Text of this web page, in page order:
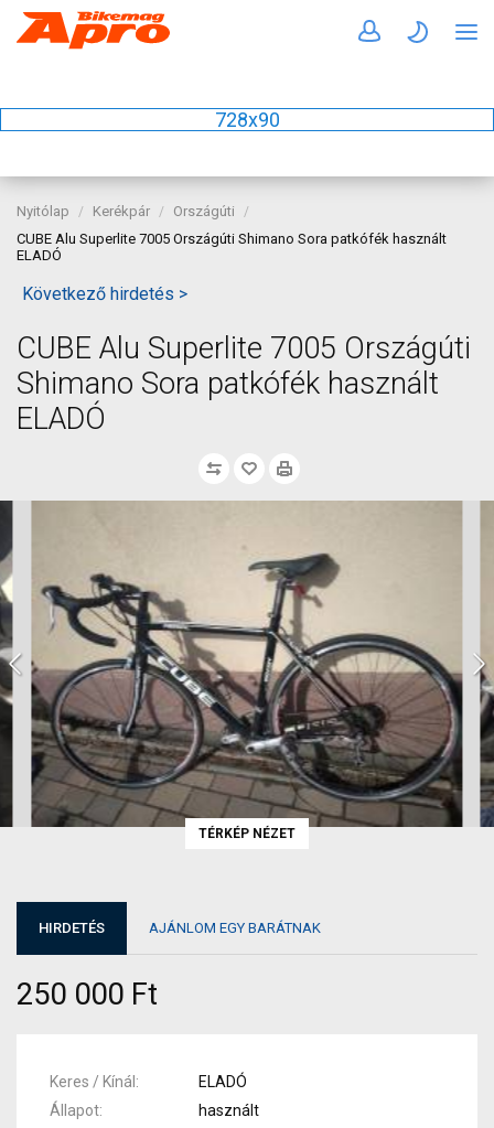
728x90
Nyitólap Kerékpár
Országúti
CUBE Alu Superlite 7005 Országúti Shimano Sora patkófék használt
ELADÓ
Következő hirdetés >
CUBE Alu Superlite 7005 Országúti
Shimano Sora patkófék használt
ELADÓ
TÉRKÉP NÉZET
HIRDETÉS AJÁNLOM EGY BARÁTNAK
250 000 Ft
Keres / Kínál
ELADÓ
Állapot
használt